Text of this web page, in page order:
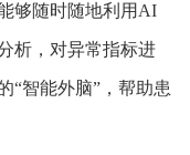
够随时随地利用AI
析，对异常指标进
“智能外脑”，帮助患